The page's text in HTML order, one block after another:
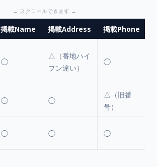
掲載Name 掲載Address 掲載Phone
◯
△（番地ハイ
フン違い）
◯
◯ ◯
△（旧番
号）
◯ ◯ ◯